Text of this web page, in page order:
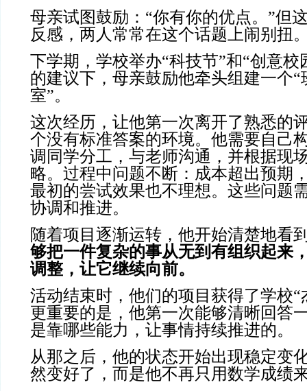
母亲试图鼓励：“你有你的优点。”但
反感，两人常常在这个话题上闹别扭
下学期，学校举办“科技节”和“创意校
的建议下，母亲鼓励他牵头组建一个“
室”。
这次经历，让他第一次离开了熟悉的
个没有标准答案的环境。他需要自己
调同学分工，与老师沟通，并根据现
略。过程中问题不断：成本超出预期
最初的尝试效果也不理想。这些问题
协调和推进。
随着项目逐渐运转，他开始清楚地看
够把一件复杂的事从无到有组织起来
调整，让它继续向前。
活动结束时，他们的项目获得了学校“
更重要的是，他第一次能够清晰回
是靠哪些能力，让事情持续推进的。
从那之后，他的状态开始出现稳定
然变好了，而是他不再只用数学成绩